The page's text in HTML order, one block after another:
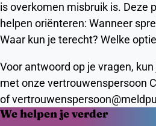
is overkomen misbruik is. Deze
helpen oriënteren: Wanneer
Waar kun je terecht? Welke
Voor antwoord op je vragen,
met onze vertrouwenspersoon
of
We helpen je verder